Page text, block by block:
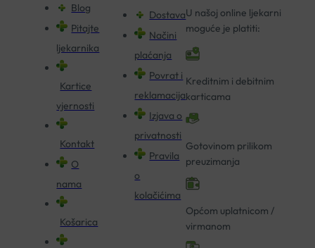
Blog
Pitajte
ljekarnika
Kartice
vjernosti
Kontakt
O
nama
Košarica
Dostava
Načini
plaćanja
Povrat i
reklamacija
Izjava o
privatnosti
Pravila
o
kolačićima
U našoj online ljekarni
moguće je platiti:
Kreditnim i debitnim
karticama
Gotovinom prilikom
preuzimanja
Općom uplatnicom /
virmanom